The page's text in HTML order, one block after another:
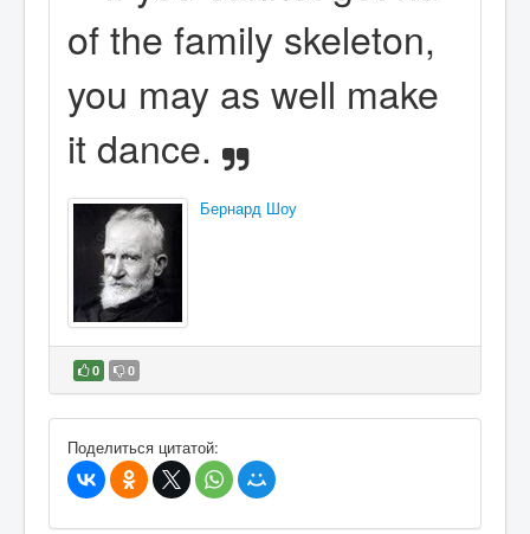
of the family skeleton,
you may as well make
it dance.
Бернард Шоу
0 0
В избранное
Поделиться цитатой: